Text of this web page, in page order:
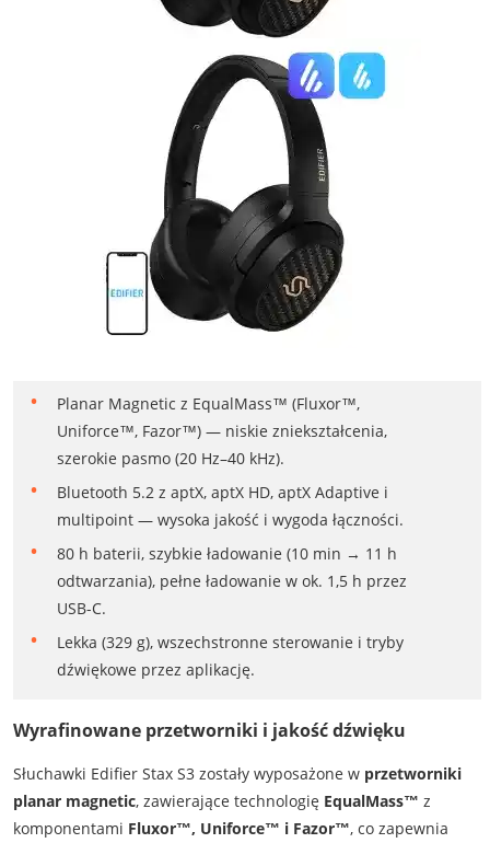
Planar Magnetic z EqualMass™ (Fluxor™,
Uniforce™, Fazor™) — niskie zniekształcenia,
szerokie pasmo (20 Hz–40 kHz).
Bluetooth 5.2 z aptX, aptX HD, aptX Adaptive i
multipoint — wysoka jakość i wygoda łączności.
80 h baterii, szybkie ładowanie (10 min → 11 h
odtwarzania), pełne ładowanie w ok. 1,5 h przez
USB-C.
Lekka (329 g), wszechstronne sterowanie i tryby
dźwiękowe przez aplikację.
Wyrafinowane przetworniki i jakość dźwięku
Słuchawki Edifier Stax S3 zostały wyposażone w przetworniki
planar magnetic, zawierające technologię EqualMass™ z
komponentami Fluxor™, Uniforce™ i Fazor™, co zapewnia